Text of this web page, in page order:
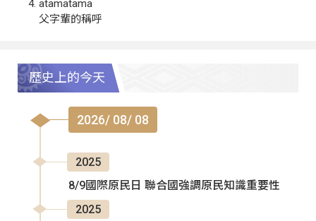
atamatama
父字輩的稱呼
歷史上的今天
2026/ 08/ 08
2025
8/9國際原民日 聯合國強調原民知識重要性
2025